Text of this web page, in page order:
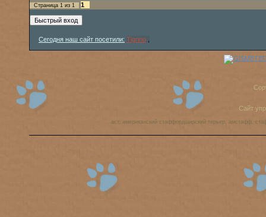
Страница 1 из 1 1
Сегодня наш сайт посетили: Tigrino
Сайт
аст, американский стаффордширский терьер, амстафф,